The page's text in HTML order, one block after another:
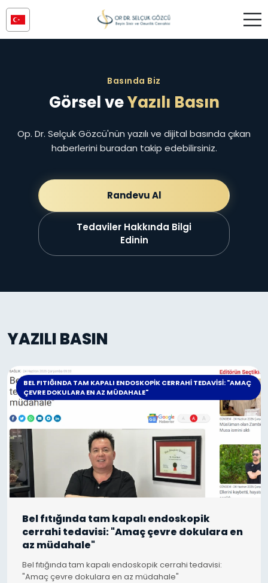
Basında Biz
Görsel veYazılı Basın
Op. Dr. Selçuk Gözcü'nün yazılı ve dijital basında çıkan
haberlerini buradan takip edebilirsiniz.
Randevu Al
Tedaviler Hakkında Bilgi
Edinin
YAZILI BASIN
BEL FITIĞINDA TAM KAPALI ENDOSKOPIK CERRAHI TEDAVISI: "AMAÇ
ÇEVRE DOKULARA EN AZ MÜDAHALE"
Bel fıtığında tam kapalı endoskopik
cerrahi tedavisi: "Amaç çevre dokulara en
az müdahale"
Bel fıtığında tam kapalı endoskopik cerrahi tedavisi:
"Amaç çevre dokulara en az müdahale"